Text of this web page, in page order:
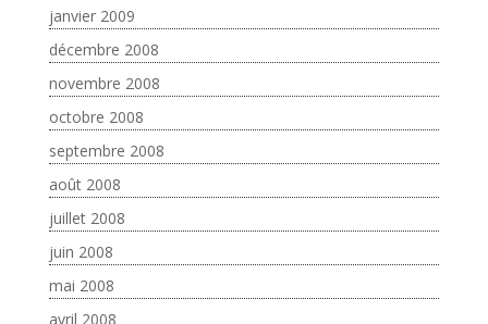
janvier 2009
décembre 2008
novembre 2008
octobre 2008
septembre 2008
août 2008
juillet 2008
juin 2008
mai 2008
avril 2008